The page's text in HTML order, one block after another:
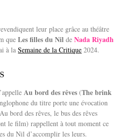
leur place grâce au théâtre
queLes filles du Nil deNada Riyadh
à laSemaine de la Critique 2024.
Au bord des rêves (The brink
du titre porte une évocation
bord des rêves, le bus des rêves
le film) rappellent à tout moment ce
du Nil d’accomplir les leurs.